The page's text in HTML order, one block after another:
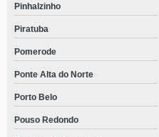
Pinhalzinho
Piratuba
Pomerode
Ponte Alta do Norte
Porto Belo
Pouso Redondo